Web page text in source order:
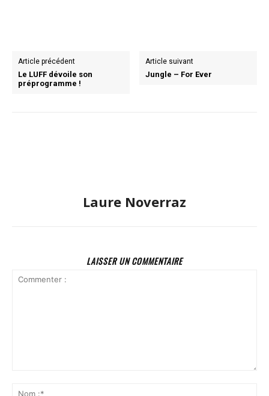
Article précédent
Le LUFF dévoile son
préprogramme !
Article suivant
Jungle – For Ever
Laure Noverraz
LAISSER UN COMMENTAIRE